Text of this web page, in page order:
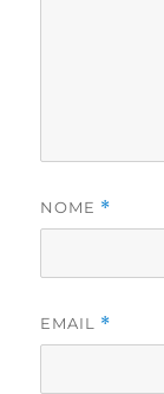
NOME *
EMAIL *